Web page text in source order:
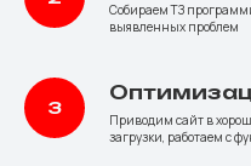
Собираем ТЗ
выявленных проблем
Приводим сайт в
загрузки, работаем с